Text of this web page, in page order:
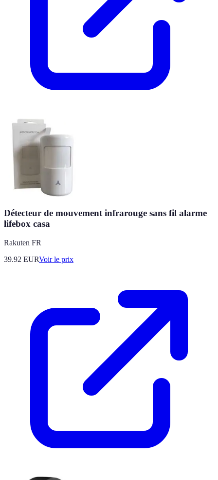
Détecteur de mouvement infrarouge sans fil alarme
lifebox casa
Rakuten FR
39.92 EURVoir le prix